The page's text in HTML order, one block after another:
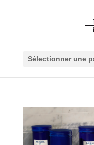
Sélectionner une